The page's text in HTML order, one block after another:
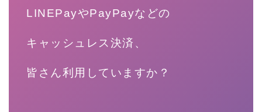
LINEPayやPayPayなどの
キャッシュレス決済、
皆さん利用していますか？